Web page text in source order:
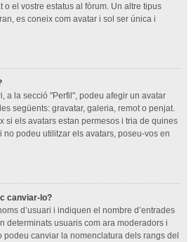
el vostre estatus al fòrum. Un altre tipus
es coneix com avatar i sol ser única i
a la secció "Perfil", podeu afegir un avatar
següents: gravatar, galeria, remot o penjat.
si els avatars estan permesos i tria de quines
podeu utilitzar els avatars, poseu-vos en
canviar-lo?
d’usuari i indiquen el nombre d’entrades
determinats usuaris com ara moderadors i
podeu canviar la nomenclatura dels rangs del